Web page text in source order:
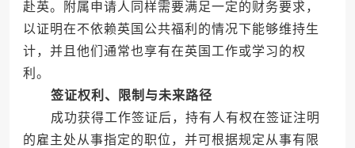
赴英。附属申请人同样需要满足一定的财务要求，
以证明在不依赖英国公共福利的情况下能够维持生
计，并且他们通常也享有在英国工作或学习的权
利。
签证权利、限制与未来路径
成功获得工作签证后，持有人有权在签证注明
的雇主处从事指定的职位，并可根据规定从事有限